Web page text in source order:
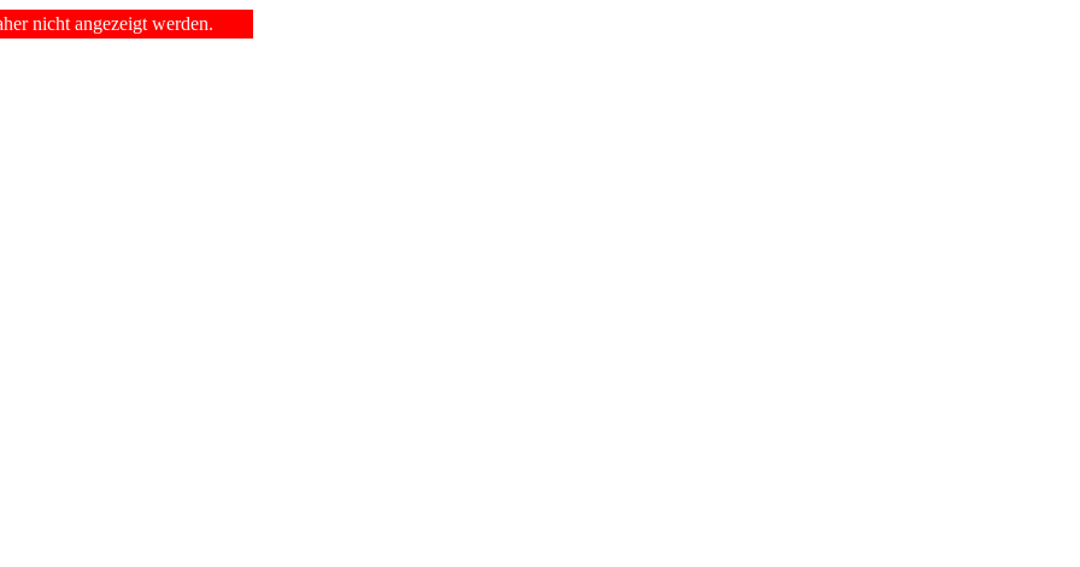
nicht angezeigt werden.